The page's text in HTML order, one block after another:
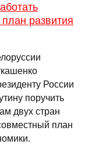
развития
России
поручить
двух стран
план